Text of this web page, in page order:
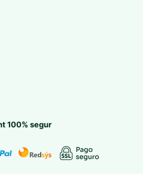
100% segur